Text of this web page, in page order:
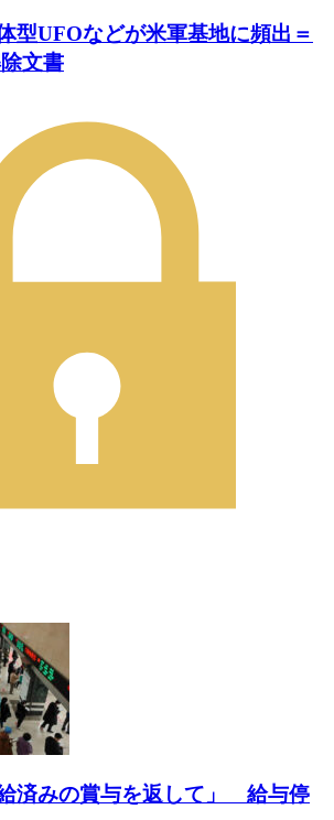
UFOなどが米軍基地に頻出＝
文書
済みの賞与を返して」 給与停